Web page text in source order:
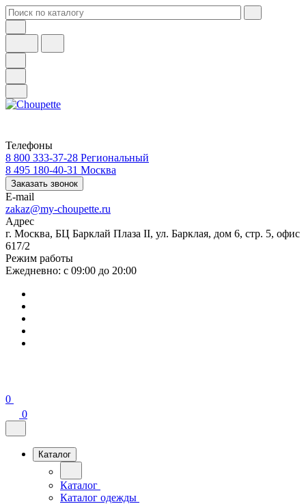
Телефоны
8 800 333-37-28 Региональный
8 495 180-40-31 Москва
Заказать звонок
E-mail
zakaz@my-choupette.ru
Адрес
г. Москва, БЦ Барклай Плаза II, ул. Барклая, дом 6, стр. 5, офис
617/2
Режим работы
Ежедневно: с 09:00 до 20:00
0
0
Каталог
Каталог
Каталог одежды